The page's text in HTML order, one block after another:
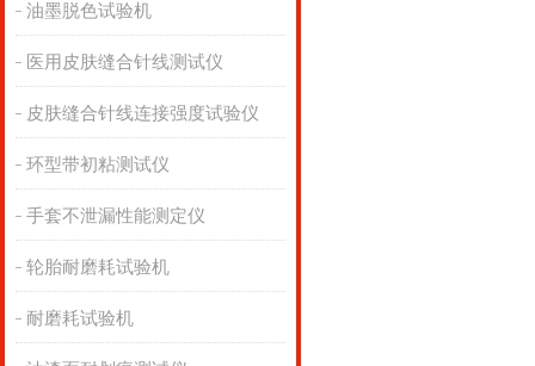
油墨脱色试验机
医用皮肤缝合针线测试仪
皮肤缝合针线连接强度试验仪
环型带初粘测试仪
手套不泄漏性能测定仪
轮胎耐磨耗试验机
耐磨耗试验机